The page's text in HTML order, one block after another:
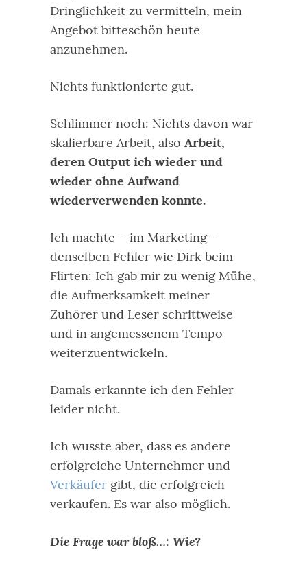
Dringlichkeit zu vermitteln, mein
Angebot bitteschön heute
anzunehmen.
Nichts funktionierte gut.
Schlimmer noch: Nichts davon war
skalierbare Arbeit, also Arbeit,
deren Output ich wieder und
wieder ohne Aufwand
wiederverwenden konnte.
Ich machte – im Marketing –
denselben Fehler wie Dirk beim
Flirten: Ich gab mir zu wenig Mühe,
die Aufmerksamkeit meiner
Zuhörer und Leser schrittweise
und in angemessenem Tempo
weiterzuentwickeln.
Damals erkannte ich den Fehler
leider nicht.
Ich wusste aber, dass es andere
erfolgreiche Unternehmer und
Verkäufergibt, die erfolgreich
verkaufen. Es war also möglich.
Die Frage war bloß…: Wie?